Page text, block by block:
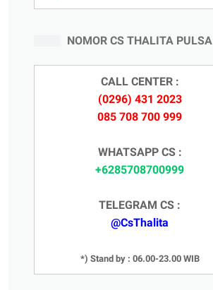
NOMOR CS THALITA PULSA
CALL CENTER :
(0296) 431 2023
085 708 700 999
WHATSAPP CS :
+6285708700999
TELEGRAM CS :
@CsThalita
*) Stand by : 06.00-23.00 WIB